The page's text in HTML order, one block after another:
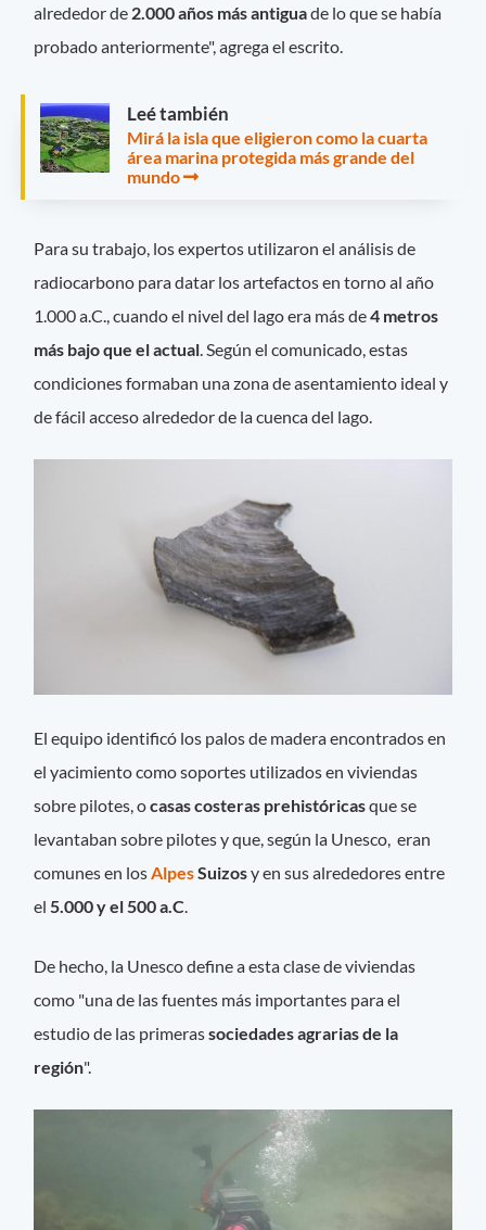
alrededor de 2.000 años más antiguade lo que se había
probado anteriormente", agrega el escrito.
Leé también
Mirá la isla que eligieron como la cuarta
área marina protegida más grande del
mundo
Para su trabajo, los expertos utilizaron el análisis de
radiocarbono para datar los artefactos en torno al año
1.000 a.C., cuando el nivel del lago era más de4 metros
más bajo que el actual. Según el comunicado, estas
condiciones formaban una zona de asentamiento ideal y
de fácil acceso alrededor de la cuenca del lago.
El equipo identificó los palos de madera encontrados en
el yacimiento como soportes utilizados en viviendas
sobre pilotes, ocasas costeras prehistóricasque se
levantaban sobre pilotes y que, según la Unesco, eran
comunes en losAlpesSuizosy en sus alrededores entre
el5.000 y el 500 a.C.
De hecho, la Unesco define a esta clase de viviendas
como "una de las fuentes más importantes para el
estudio de las primerassociedades agrarias de la
región".